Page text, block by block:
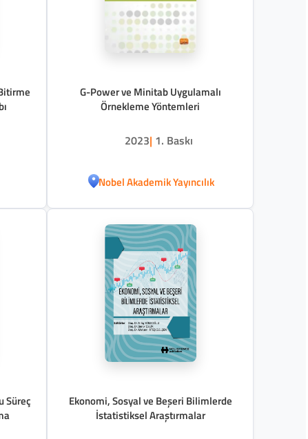
G-Power ve Minitab Uygulamalı
Örnekleme Yöntemleri
2023| 1. Baskı
Nobel Akademik Yayıncılık
Süreç
Ekonomi, Sosyal ve Beşeri Bilimlerde
İstatistiksel Araştırmalar